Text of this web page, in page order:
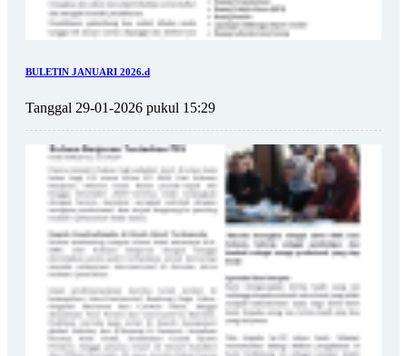
BULETIN JANUARI 2026.d
Tanggal 29-01-2026 pukul 15:29